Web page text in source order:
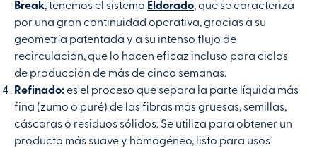
Break, tenemos el sistema Eldorado, que se caracteriza
por una gran continuidad operativa, gracias a su
geometría patentada y a su intenso flujo de
recirculación, que lo hacen eficaz incluso para ciclos
de producción de más de cinco semanas.
Refinado:es el proceso que separa la parte líquida más
fina (zumo o puré) de las fibras más gruesas, semillas,
cáscaras o residuos sólidos. Se utiliza para obtener un
producto más suave y homogéneo, listo para usos